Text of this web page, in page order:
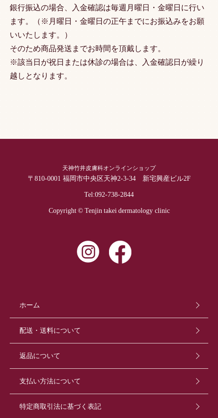
銀行振込の場合、入金確認は毎週月曜日・金曜日に行い
ます。（※月曜日・金曜日の正午までにお振込みをお願
いいたします。）
そのため商品発送までお時間を頂戴します。
※該当日が祝日または休診の場合は、入金確認日が繰り
越しとなります。
天神竹井皮膚科オンラインショップ
〒810-0001 福岡市中央区天神2-3-34 新宅興産ビル2F
Tel:092-738-2844
Copyright © Tenjin takei dermatology clinic
ホーム
配送・送料について
返品について
支払い方法について
特定商取引法に基づく表記